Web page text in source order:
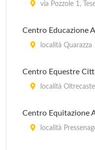
via Pozzole 1,
Centro Educazione
località Quarazza
Centro Equestre
località
Centro Equitazione
località